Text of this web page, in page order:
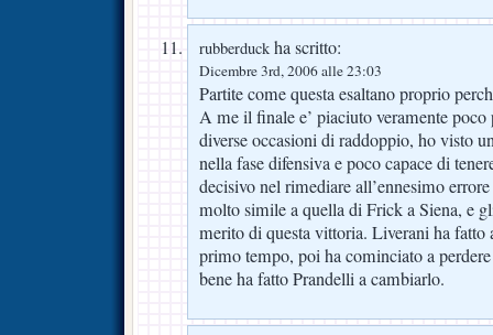
rubberduck ha scritto:
Dicembre 3rd, 2006 alle 23:03
Partite come questa esaltano proprio
A me il finale e’ piaciuto veramente poco
diverse occasioni di raddoppio, ho visto
nella fase difensiva e poco capace di
decisivo nel rimediare all’ennesimo
molto simile a quella di Frick a Siena, e
merito di questa vittoria. Liverani ha fatto
primo tempo, poi ha cominciato a
bene ha fatto Prandelli a cambiarlo.